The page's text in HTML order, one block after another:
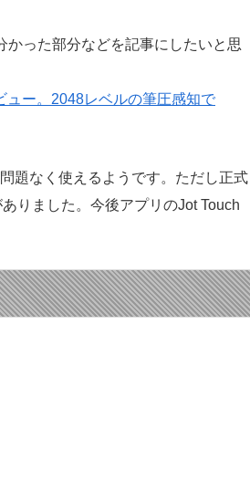
った部分などを記事にしたいと思
ュー。2048レベルの筆圧感知で
題なく使えるようです。ただし正式
りました。今後アプリのJot Touch